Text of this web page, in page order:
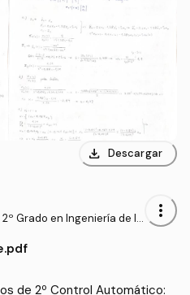
download Descargar
2º Grado en Ingeniería de la
icación (US)
more_vert
de 2º Control Automático: